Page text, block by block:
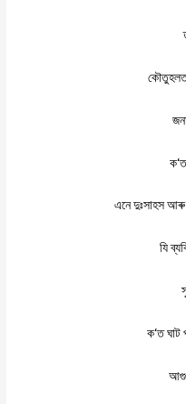
ক‘
এনে দুঃসাহস আৰু
যি
ক‘ত ঘাট